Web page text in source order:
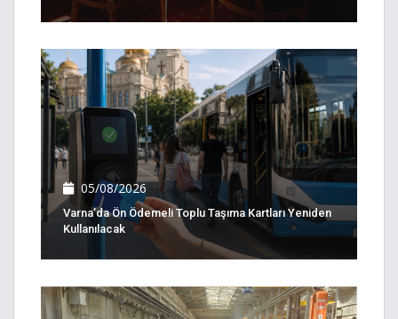
05/08/2026
Varna’da Ön Ödemeli Toplu Taşıma Kartları Yeniden
Kullanılacak